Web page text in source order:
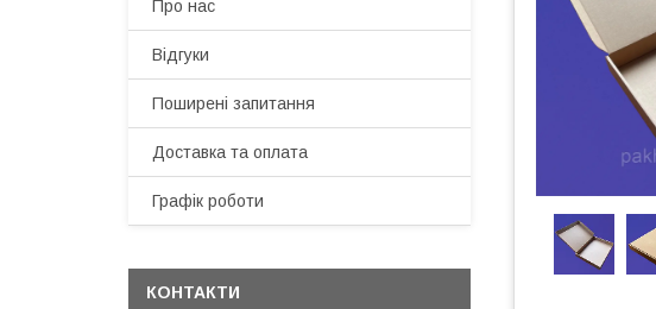
Про нас
Відгуки
Поширені запитання
Доставка та оплата
Графік роботи
КОНТАКТИ